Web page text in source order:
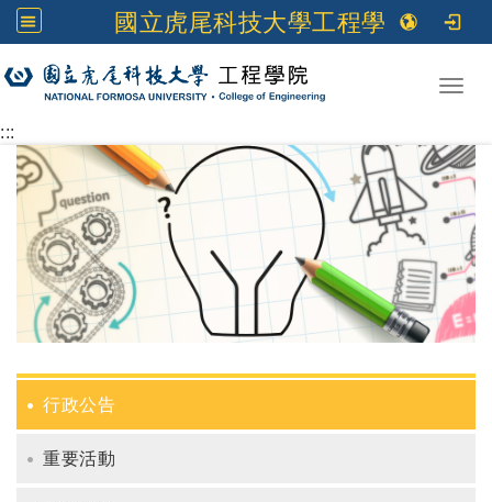
國立虎尾科技大學工程學院
跳到主要內容
:::
行政公告
重要活動